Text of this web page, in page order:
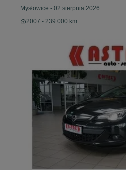
Mysłowice - 02 sierpnia 2026
2007 - 239 000 km